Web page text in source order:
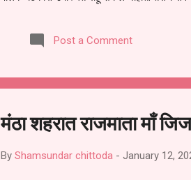
समितीची फेरनिवडणूक घेण्यात यावी, अशी मागणी
जालना तसेच तालुका शिक्षण अधिकारी, परतूर
Post a Comment
मंठा शहरात राजमाता माँ
By Shamsundar chittoda - January 12,